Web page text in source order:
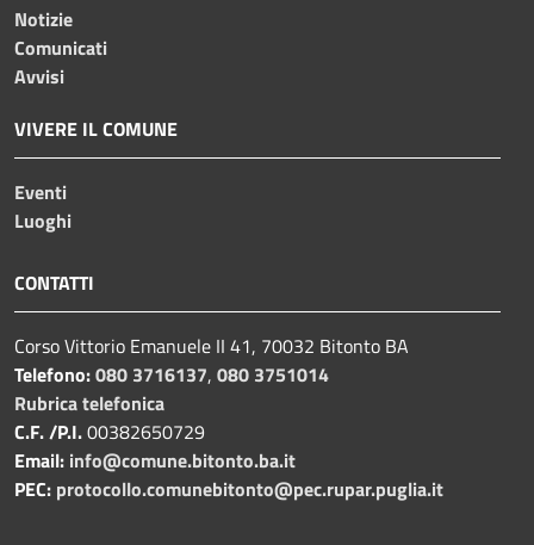
Notizie
Comunicati
Avvisi
VIVERE IL COMUNE
Eventi
Luoghi
CONTATTI
Corso Vittorio Emanuele II 41, 70032 Bitonto BA
Telefono:080 3716137, 080 3751014
Rubrica telefonica
C.F. /P.I.00382650729
Email: info@comune.bitonto.ba.it
PEC: protocollo.comunebitonto@pec.rupar.puglia.it